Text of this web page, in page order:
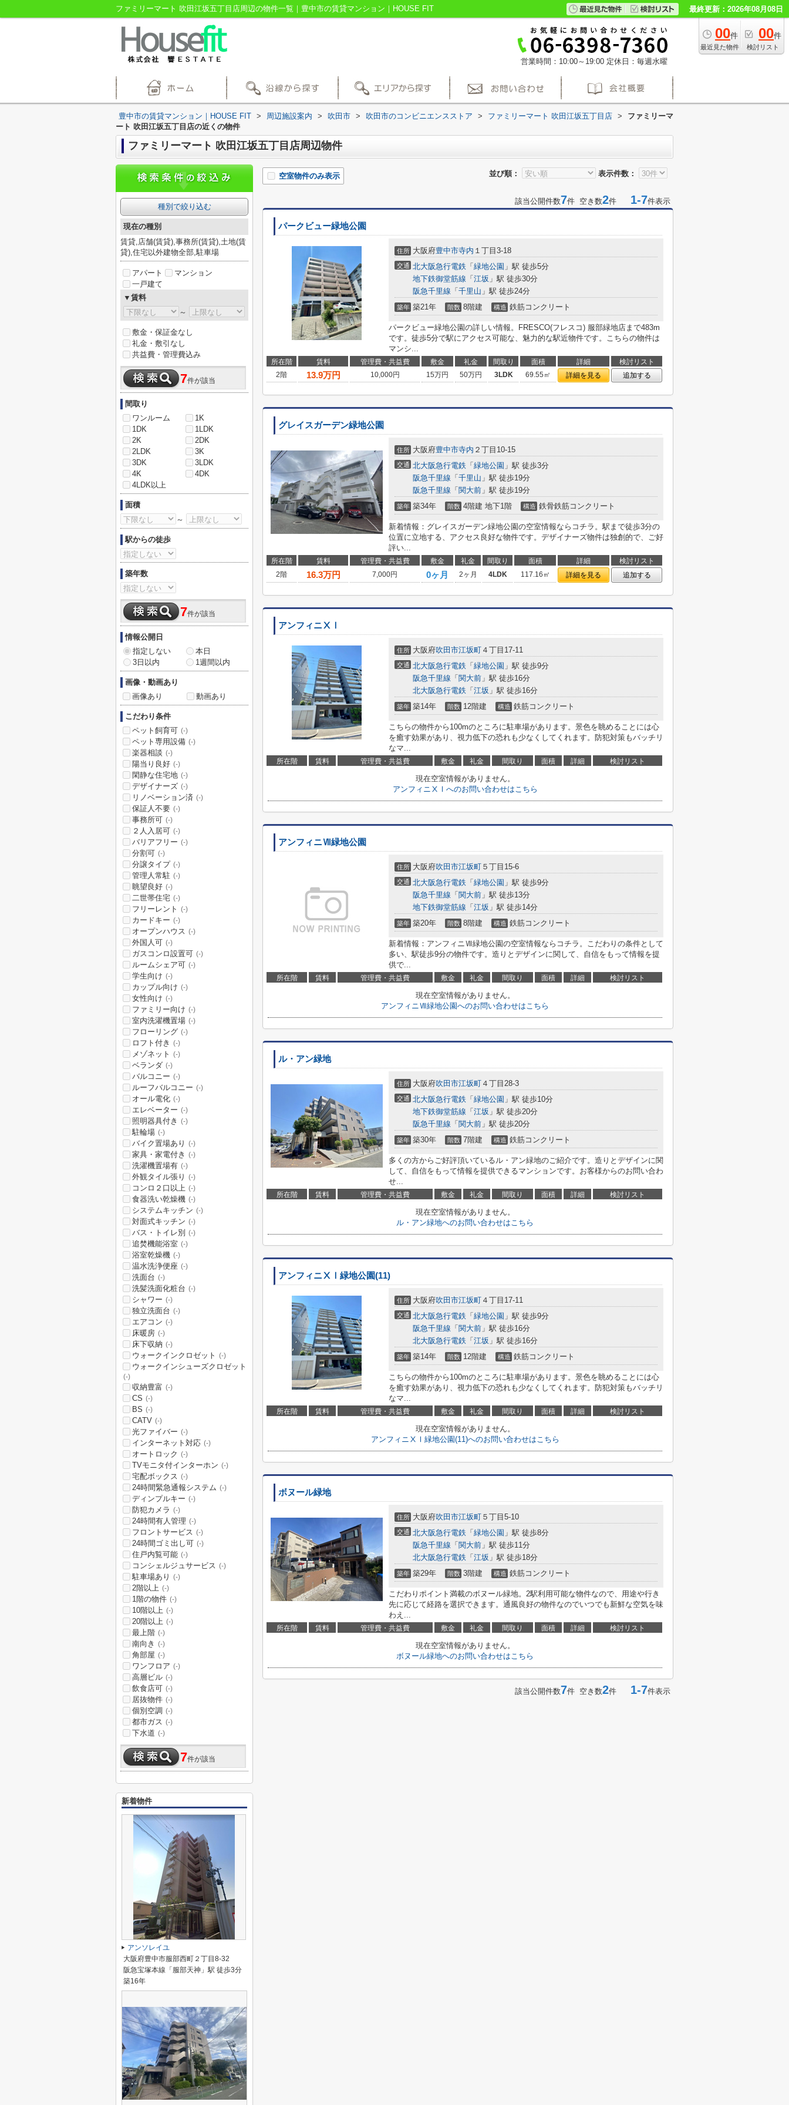
ファミリーマート 吹田江坂五丁目店周辺の物件一覧｜豊中市の賃貸マンション｜HOUSE FIT 最終更新：2026年08月08日
00件
最近見た物件
00件
検討リスト
営業時間：10:00～19:00 定休日：毎週水曜
豊中市の賃貸マンション｜HOUSE FIT > 周辺施設案内 > 吹田市 > 吹田市のコンビニエンスストア > ファミリーマート 吹田江坂五丁目店 >
ファミリーマ
ート 吹田江坂五丁目店の近くの物件
ファミリーマート 吹田江坂五丁目店周辺物件
並び順： 表示件数：
空室物件のみ表示
該当公開件数7件 空き数2件 1-7件表示
パークビュー緑地公園
住所 大阪府豊中市寺内 １丁目3-18
交通 北大阪急行電鉄 「 緑地公園 」駅 徒歩5分
地下鉄御堂筋線 「 江坂 」駅 徒歩30分
阪急千里線 「 千里山 」駅 徒歩24分
築年 築21年 階数 8階建 構造 鉄筋コンクリート
パークビュー緑地公園の詳しい情報。FRESCO(フレスコ) 服部緑地店まで483m
です。徒歩5分で駅にアクセス可能な、魅力的な駅近物件です。こちらの物件は
マンシ...
所在階 賃料 管理費・共益費 敷金 礼金 間取り 面積 詳細
検討リスト
2階
13.9万円 10,000円 15万円 50万円 3LDK 69.55㎡ 詳細を見る 追加する
グレイスガーデン緑地公園
住所 大阪府豊中市寺内 ２丁目10-15
交通 北大阪急行電鉄 「 緑地公園 」駅 徒歩3分
阪急千里線 「 千里山 」駅 徒歩19分
阪急千里線 「 関大前 」駅 徒歩19分
築年 築34年 階数 4階建 地下1階 構造 鉄骨鉄筋コンクリート
新着情報：グレイスガーデン緑地公園の空室情報ならコチラ。駅まで徒歩3分の
位置に立地する、アクセス良好な物件です。デザイナーズ物件は独創的で、ご好
評い...
所在階 賃料 管理費・共益費 敷金 礼金 間取り 面積 詳細
検討リスト
2階
16.3万円 7,000円 0ヶ月 2ヶ月 4LDK 117.16㎡ 詳細を見る 追加する
アンフィニⅩⅠ
住所 大阪府吹田市江坂町 ４丁目17-11
交通 北大阪急行電鉄 「 緑地公園 」駅 徒歩9分
阪急千里線 「 関大前 」駅 徒歩16分
北大阪急行電鉄 「 江坂 」駅 徒歩16分
築年 築14年 階数 12階建 構造 鉄筋コンクリート
こちらの物件から100mのところに駐車場があります。景色を眺めることには心
を癒す効果があり、視力低下の恐れも少なくしてくれます。防犯対策もバッチリ
なマ...
所在階 賃料 管理費・共益費 敷金 礼金 間取り 面積 詳細 検討リスト
現在空室情報がありません。
アンフィニⅩⅠへのお問い合わせはこちら
アンフィニⅦ緑地公園
住所 大阪府吹田市江坂町 ５丁目15-6
交通 北大阪急行電鉄 「 緑地公園 」駅 徒歩9分
阪急千里線 「 関大前 」駅 徒歩13分
地下鉄御堂筋線 「 江坂 」駅 徒歩14分
築年 築20年 階数 8階建 構造 鉄筋コンクリート
新着情報：アンフィニⅦ緑地公園の空室情報ならコチラ。こだわりの条件として
多い、駅徒歩9分の物件です。造りとデザインに関して、自信をもって情報を提
供で...
所在階 賃料 管理費・共益費 敷金 礼金 間取り 面積 詳細 検討リスト
現在空室情報がありません。
アンフィニⅦ緑地公園へのお問い合わせはこちら
ル・アン緑地
住所 大阪府吹田市江坂町 ４丁目28-3
交通 北大阪急行電鉄 「 緑地公園 」駅 徒歩10分
地下鉄御堂筋線 「 江坂 」駅 徒歩20分
阪急千里線 「 関大前 」駅 徒歩20分
築年 築30年 階数 7階建 構造 鉄筋コンクリート
多くの方からご好評頂いているル・アン緑地のご紹介です。造りとデザインに関
して、自信をもって情報を提供できるマンションです。お客様からのお問い合わ
せ...
所在階 賃料 管理費・共益費 敷金 礼金 間取り 面積 詳細 検討リスト
現在空室情報がありません。
ル・アン緑地へのお問い合わせはこちら
アンフィニⅩⅠ緑地公園(11)
住所 大阪府吹田市江坂町 ４丁目17-11
交通 北大阪急行電鉄 「 緑地公園 」駅 徒歩9分
阪急千里線 「 関大前 」駅 徒歩16分
北大阪急行電鉄 「 江坂 」駅 徒歩16分
築年 築14年 階数 12階建 構造 鉄筋コンクリート
こちらの物件から100mのところに駐車場があります。景色を眺めることには心
を癒す効果があり、視力低下の恐れも少なくしてくれます。防犯対策もバッチリ
なマ...
所在階 賃料 管理費・共益費 敷金 礼金 間取り 面積 詳細 検討リスト
現在空室情報がありません。
アンフィニⅩⅠ緑地公園(11)へのお問い合わせはこちら
ボヌール緑地
住所 大阪府吹田市江坂町 ５丁目5-10
交通 北大阪急行電鉄 「 緑地公園 」駅 徒歩8分
阪急千里線 「 関大前 」駅 徒歩11分
北大阪急行電鉄 「 江坂 」駅 徒歩18分
築年 築29年 階数 3階建 構造 鉄筋コンクリート
こだわりポイント満載のボヌール緑地。2駅利用可能な物件なので、用途や行き
先に応じて経路を選択できます。通風良好の物件なのでいつでも新鮮な空気を味
わえ...
所在階 賃料 管理費・共益費 敷金 礼金 間取り 面積 詳細 検討リスト
現在空室情報がありません。
ボヌール緑地へのお問い合わせはこちら
該当公開件数7件 空き数2件 1-7件表示
種別で絞り込む
現在の種別
賃貸,店舗(賃貸),事務所(賃貸),土地(賃
貸),住宅以外建物全部,駐車場
アパート
マンション
一戸建て
▼賃料
～
敷金・保証金なし
礼金・敷引なし
共益費・管理費込み
7件が該当
間取り
ワンルーム
1K
1DK
1LDK
2K
2DK
2LDK
3K
3DK
3LDK
4K
4DK
4LDK以上
面積
～
駅からの徒歩
築年数
7件が該当
情報公開日
指定しない
本日
3日以内
1週間以内
画像・動画あり
画像あり
動画あり
こだわり条件
ペット飼育可 (-)
ペット専用設備 (-)
楽器相談 (-)
陽当り良好 (-)
閑静な住宅地 (-)
デザイナーズ (-)
リノベーション済 (-)
保証人不要 (-)
事務所可 (-)
２人入居可 (-)
バリアフリー (-)
分割可 (-)
分譲タイプ (-)
管理人常駐 (-)
眺望良好 (-)
二世帯住宅 (-)
フリーレント (-)
カードキー (-)
オープンハウス (-)
外国人可 (-)
ガスコンロ設置可 (-)
ルームシェア可 (-)
学生向け (-)
カップル向け (-)
女性向け (-)
ファミリー向け (-)
室内洗濯機置場 (-)
フローリング (-)
ロフト付き (-)
メゾネット (-)
ベランダ (-)
バルコニー (-)
ルーフバルコニー (-)
オール電化 (-)
エレベーター (-)
照明器具付き (-)
駐輪場 (-)
バイク置場あり (-)
家具・家電付き (-)
洗濯機置場有 (-)
外観タイル張り (-)
コンロ２口以上 (-)
食器洗い乾燥機 (-)
システムキッチン (-)
対面式キッチン (-)
バス・トイレ別 (-)
追焚機能浴室 (-)
浴室乾燥機 (-)
温水洗浄便座 (-)
洗面台 (-)
洗髪洗面化粧台 (-)
シャワー (-)
独立洗面台 (-)
エアコン (-)
床暖房 (-)
床下収納 (-)
ウォークインクロゼット (-)
ウォークインシューズクロゼット
(-)
収納豊富 (-)
CS (-)
BS (-)
CATV (-)
光ファイバー (-)
インターネット対応 (-)
オートロック (-)
TVモニタ付インターホン (-)
宅配ボックス (-)
24時間緊急通報システム (-)
ディンプルキー (-)
防犯カメラ (-)
24時間有人管理 (-)
フロントサービス (-)
24時間ゴミ出し可 (-)
住戸内覧可能 (-)
コンシェルジュサービス (-)
駐車場あり (-)
2階以上 (-)
1階の物件 (-)
10階以上 (-)
20階以上 (-)
最上階 (-)
南向き (-)
角部屋 (-)
ワンフロア (-)
高層ビル (-)
飲食店可 (-)
居抜物件 (-)
個別空調 (-)
都市ガス (-)
下水道 (-)
7件が該当
新着物件
アンソレイユ
大阪府豊中市服部西町２丁目8-32
阪急宝塚本線「服部天神」駅 徒歩3分
築16年